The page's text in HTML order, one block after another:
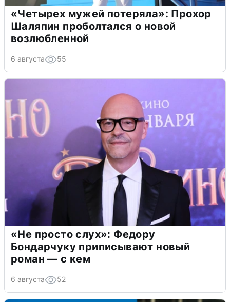
«Четырех мужей потеряла»: Прохор
Шаляпин проболтался о новой
возлюбленной
6 августа 55
«Не просто слух»: Федору
Бондарчуку приписывают новый
роман — с кем
6 августа 52